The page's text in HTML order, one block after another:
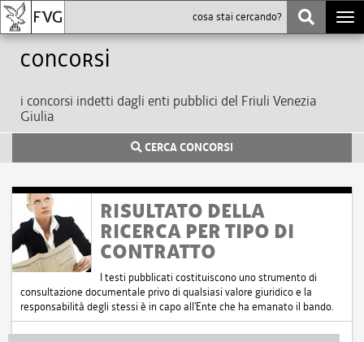
Concorsi
i concorsi indetti dagli enti pubblici del Friuli Venezia
Giulia
CERCA CONCORSI
RISULTATO DELLA
RICERCA PER TIPO DI
CONTRATTO
I testi pubblicati costituiscono uno strumento di
consultazione documentale privo di qualsiasi valore giuridico e la
responsabilità degli stessi è in capo all'Ente che ha emanato il bando.